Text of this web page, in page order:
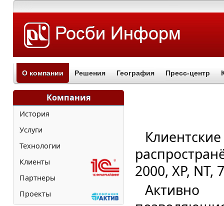
О компании Решения География Пресс-центр
Компания
История
Услуги
Технологии
Клиенты
Партнеры
Проекты
2000, XP,
Активно